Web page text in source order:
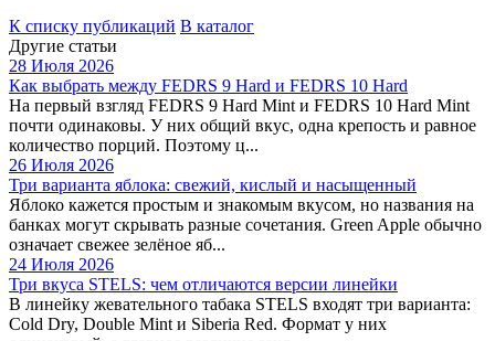
К списку публикаций В каталог
Другие статьи
28 Июля 2026
Как выбрать между FEDRS 9 Hard и FEDRS 10 Hard
На первый взгляд FEDRS 9 Hard Mint и FEDRS 10 Hard Mint
почти одинаковы. У них общий вкус, одна крепость и равное
количество порций. Поэтому ц...
26 Июля 2026
Три варианта яблока: свежий, кислый и насыщенный
Яблоко кажется простым и знакомым вкусом, но названия на
банках могут скрывать разные сочетания. Green Apple обычно
означает свежее зелёное яб...
24 Июля 2026
Три вкуса STELS: чем отличаются версии линейки
В линейку жевательного табака STELS входят три варианта:
Cold Dry, Double Mint и Siberia Red. Формат у них